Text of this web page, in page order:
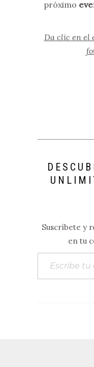
próximo
Da clic en el
Suscríbete y
en tu
Escribe tu correo electrónico…